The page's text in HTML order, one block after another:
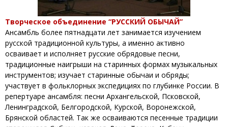
Творческое объединение “РУССКИЙ ОБЫЧАЙ”
Ансамбль более пятнадцати лет занимается изучением
русской традиционной культуры, а именно активно
осваивает и исполняет русские обрядовые песни,
традиционные наигрыши на старинных формах музыкальных
инструментов; изучает старинные обычаи и обряды;
участвует в фольклорных экспедициях по глубинке России. В
репертуаре ансамбля: песни Архангельской, Псковской,
Ленинградской, Белгородской, Курской, Воронежской,
Брянской областей. Так же осваиваются песенные традиции